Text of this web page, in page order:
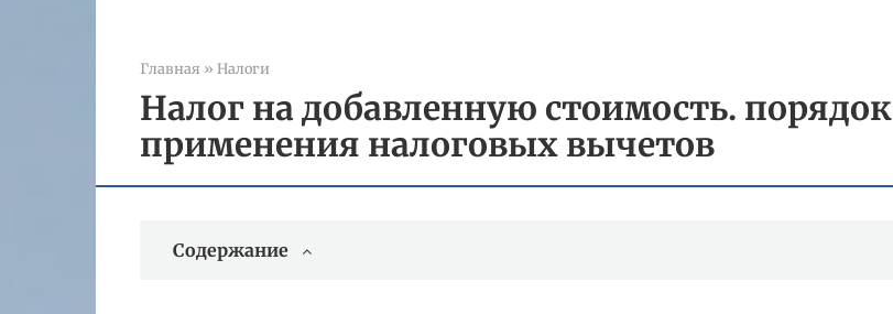
Главная » Налоги
Налог на добавленную стоимость. порядок
применения налоговых вычетов
Содержание